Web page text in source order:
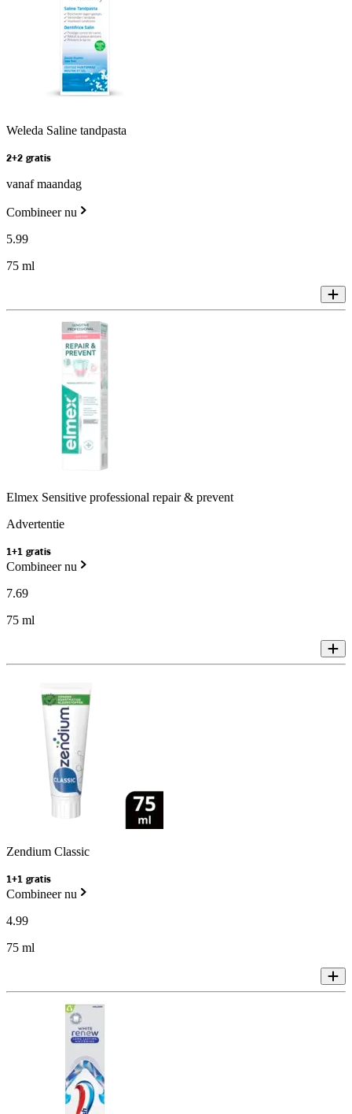
Weleda Saline tandpasta
2+2 gratis
vanaf maandag
Combineer nu
5.99
75 ml
Elmex Sensitive professional repair & prevent
Advertentie
1+1 gratis
Combineer nu
7.69
75 ml
Zendium Classic
1+1 gratis
Combineer nu
4.99
75 ml